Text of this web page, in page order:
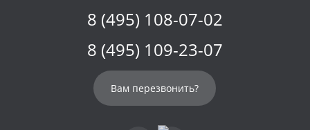
8 (495) 108-07-02
8 (495) 109-23-07
Вам перезвонить?